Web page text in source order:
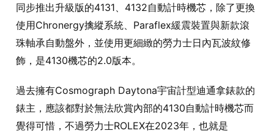
同步推出升級版的4131、4132自動計時機芯，除了更換
使用Chronergy擒縱系統、Paraflex緩震裝置與新款滾
珠軸承自動盤外，並使用更細緻的勞力士日內瓦波紋修
飾，是4130機芯的2.0版本。
過去擁有Cosmograph Daytona宇宙計型迪通拿錶款的
錶主，應該都對於無法欣賞內部的4130自動計時機芯而
覺得可惜，不過勞力士ROLEX在2023年，也就是